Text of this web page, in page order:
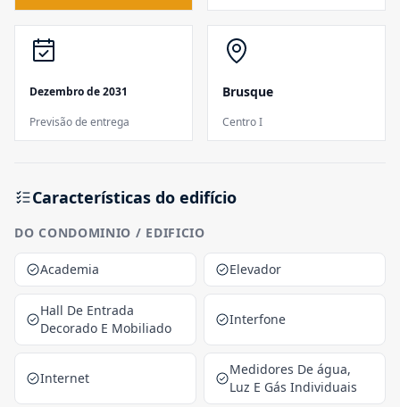
Dezembro de 2031
Previsão de entrega
Brusque
Centro I
Características do edifício
DO CONDOMINIO / EDIFICIO
Academia Elevador
Hall De Entrada
Decorado E Mobiliado
Interfone
Internet
Medidores De água,
Luz E Gás Individuais